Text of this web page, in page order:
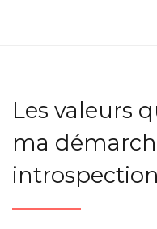
Les valeurs
ma
introspection